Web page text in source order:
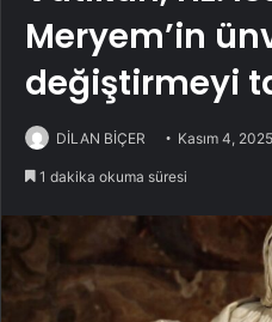
Meryem’in
değiştirmeyi
DİLAN BİÇER Kasım 4, 2025
1 dakika okuma süresi